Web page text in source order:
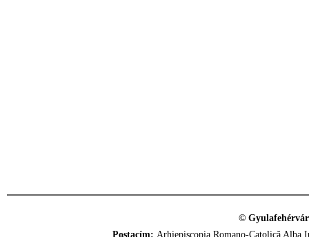
©
Postacím: Arhiepiscopia Romano-Catolică